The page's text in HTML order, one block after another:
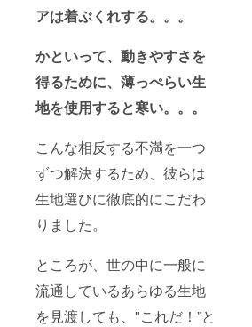
アは着ぶくれする。。。
かといって、動きやすさを
得るために、薄っぺらい生
地を使用すると寒い。。。
こんな相反する不満を一つ
ずつ解決するため、彼らは
生地選びに徹底的にこだわ
りました。
ところが、世の中に一般に
流通しているあらゆる生地
を見渡しても、"これだ！”と